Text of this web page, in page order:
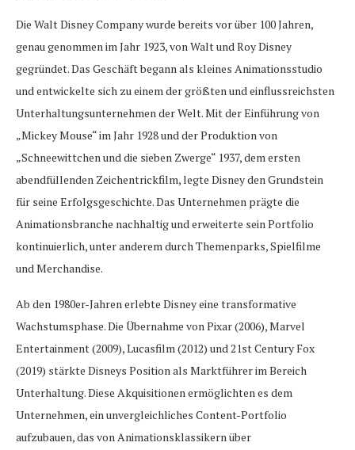
Die Walt Disney Company wurde bereits vor über 100 Jahren,
genau genommen im Jahr 1923, von Walt und Roy Disney
gegründet. Das Geschäft begann als kleines Animationsstudio
und entwickelte sich zu einem der größten und einflussreichsten
Unterhaltungsunternehmen der Welt. Mit der Einführung von
„Mickey Mouse“ im Jahr 1928 und der Produktion von
„Schneewittchen und die sieben Zwerge“ 1937, dem ersten
abendfüllenden Zeichentrickfilm, legte Disney den Grundstein
für seine Erfolgsgeschichte. Das Unternehmen prägte die
Animationsbranche nachhaltig und erweiterte sein Portfolio
kontinuierlich, unter anderem durch Themenparks, Spielfilme
und Merchandise.
Ab den 1980er-Jahren erlebte Disney eine transformative
Wachstumsphase. Die Übernahme von Pixar (2006), Marvel
Entertainment (2009), Lucasfilm (2012) und 21st Century Fox
(2019) stärkte Disneys Position als Marktführer im Bereich
Unterhaltung. Diese Akquisitionen ermöglichten es dem
Unternehmen, ein unvergleichliches Content-Portfolio
aufzubauen, das von Animationsklassikern über